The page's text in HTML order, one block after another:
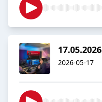
17.05.2026
2026-05-17